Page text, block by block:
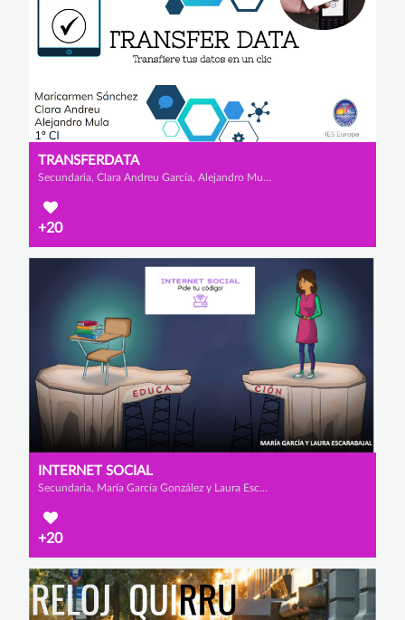
TRANSFERDATA
Secundaria, Clara Andreu García, Alejandro Mula López y Mª Carmen Sánchez Escarabajal
+20
INTERNET SOCIAL
Secundaria, María García González y Laura Escarabajal Fernández
+20